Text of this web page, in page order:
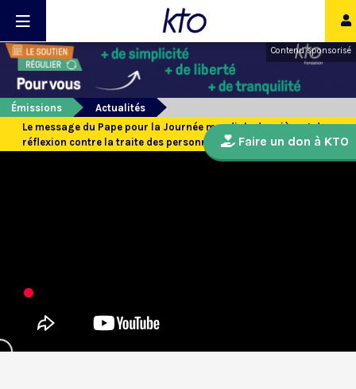
Contenu sponsorisé
Émissions
Actualités
Le message du Pape pour la Journée mondiale de prière et de
réflexion contre la traite des personne
Faire un don à KTO